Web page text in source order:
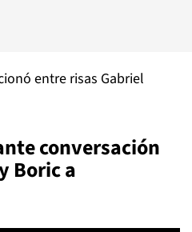
entre risas Gabriel
conversación
Boric a